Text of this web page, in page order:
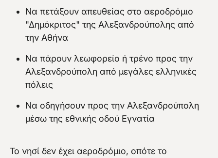
Να πετάξουν απευθείας στο αεροδρόμιο
"Δημόκριτος" της Αλεξανδρούπολης από
την Αθήνα
Να πάρουν λεωφορείο ή τρένο προς την
Αλεξανδρούπολη από μεγάλες ελληνικές
πόλεις
Να οδηγήσουν προς την Αλεξανδρούπολη
μέσω της εθνικής οδού Εγνατία
Το νησί δεν έχει αεροδρόμιο, οπότε το